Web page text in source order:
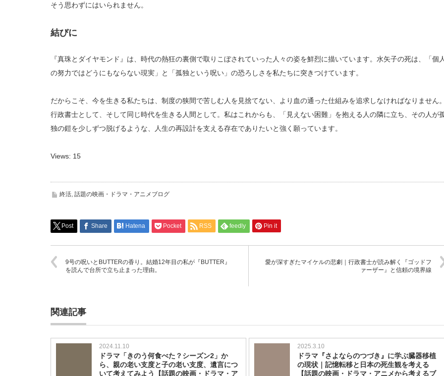
そう思わずにはいられません。
結びに
『真珠とダイヤモンド』は、時代の熱狂の裏側で取りこぼされていった人々の姿を鮮烈に描いています。水矢子の死は、「個
の努力ではどうにもならない現実」と「孤独という呪い」の恐ろしさを私たちに突きつけています。
だからこそ、今を生きる私たちは、制度の狭間で苦しむ人を見捨てない、より血の通った仕組みを追求しなければなりません
行政書士として、そして同じ時代を生きる人間として。私はこれからも、「見えない困難」を抱える人の隣に立ち、その人が
独の鎧を少しずつ脱げるような、人生の再設計を支える存在でありたいと強く願っています。
Views: 15
終活 話題の映画・ドラマ・アニメブログ
Post Share Hatena Pocket RSS feedly Pin it
9号の呪いとBUTTERの香り。結婚12年目の私が『BUTTER』
を読んで台所で立ち止まった理由。
愛が深すぎたマイケルの悲劇｜行政書士が読み解く『ゴッドフ
ァーザー』と信頼の境界線
関連記事
2024.11.10
ドラマ「きのう何食べた？シーズン2」か
ら、親の老い支度と子の老い支度、遺言につ
いて考えてみよう【話題の映画・ドラマ・ア
2025.3.10
ドラマ『さよならのつづき』に学ぶ臓器移植
の現状｜記憶転移と日本の死生観を考える
【話題の映画・ドラマ・アニメから考えるブ